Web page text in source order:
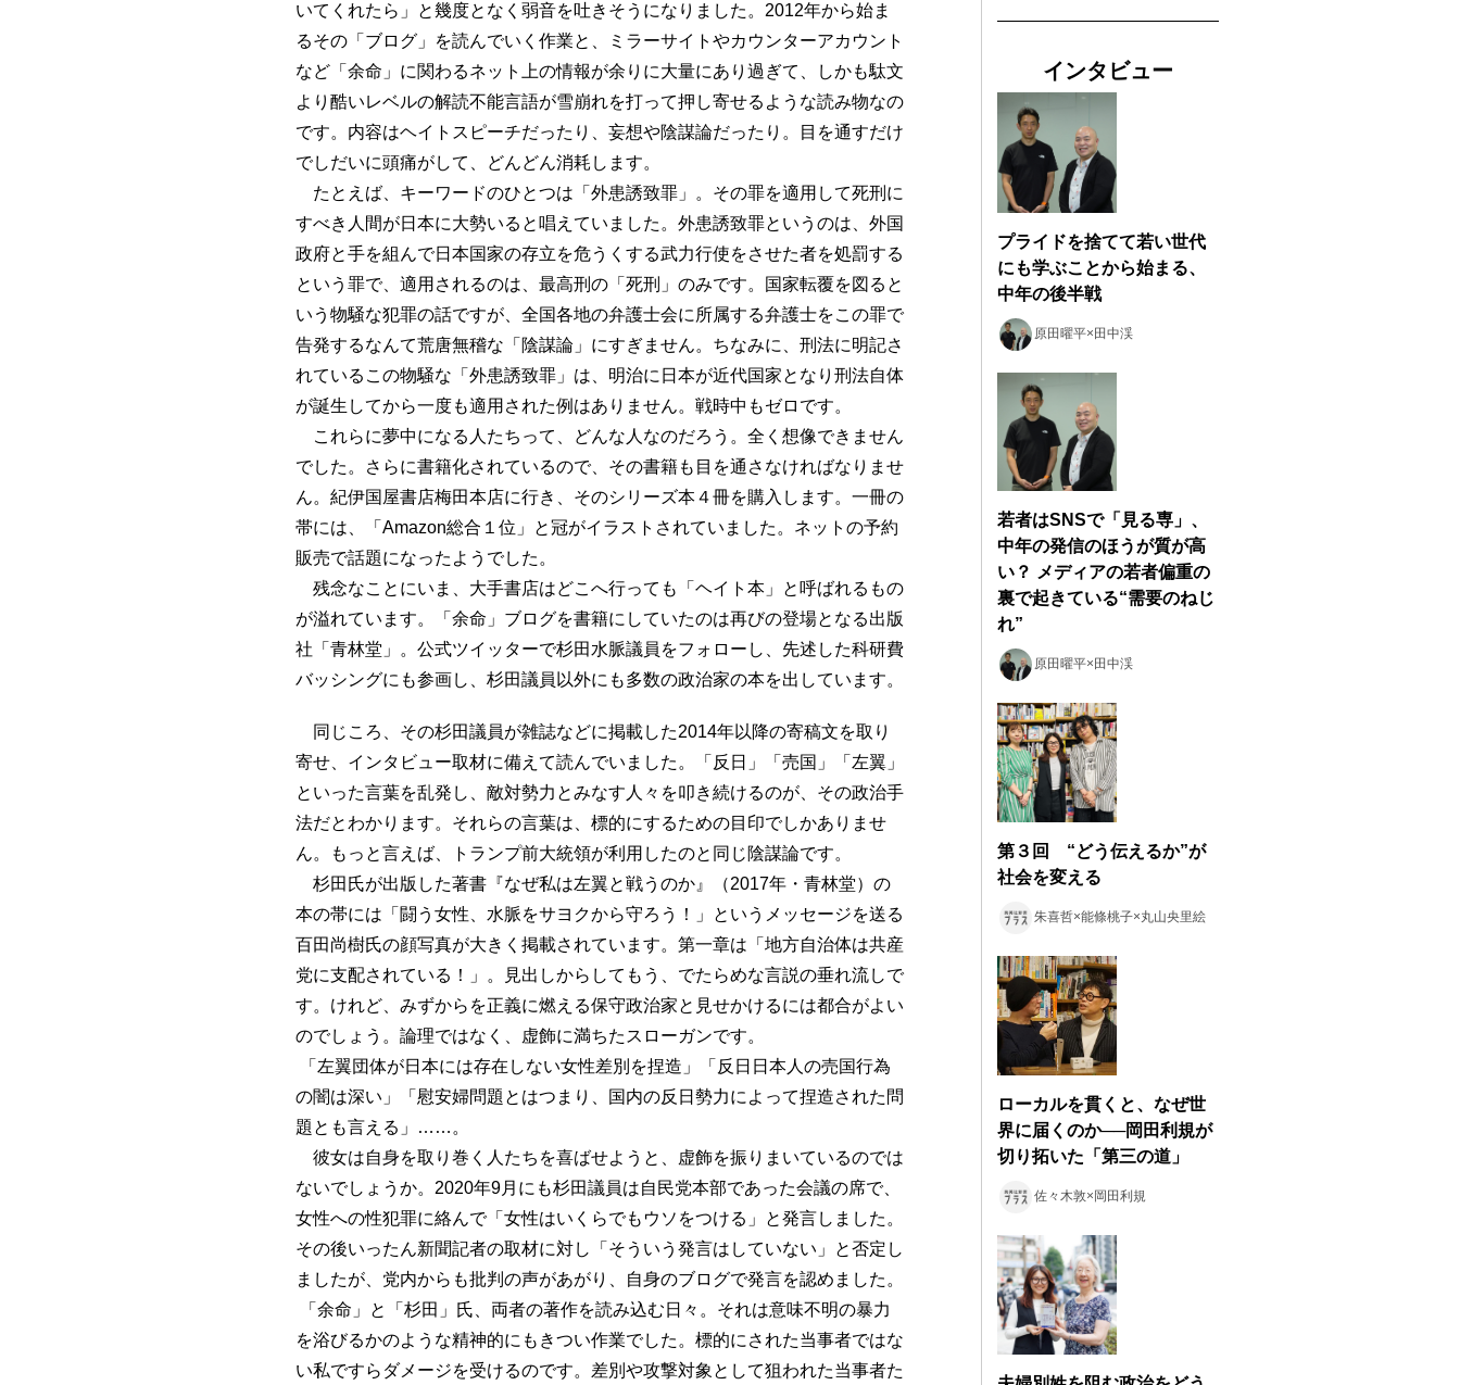
いてくれたら」と幾度となく弱音を吐きそうになりました。2012年から始ま
るその「ブログ」を読んでいく作業と、ミラーサイトやカウンターアカウント
など「余命」に関わるネット上の情報が余りに大量にあり過ぎて、しかも駄文
より酷いレベルの解読不能言語が雪崩れを打って押し寄せるような読み物なの
です。内容はヘイトスピーチだったり、妄想や陰謀論だったり。目を通すだけ
でしだいに頭痛がして、どんどん消耗します。
たとえば、キーワードのひとつは「外患誘致罪」。その罪を適用して死刑に
すべき人間が日本に大勢いると唱えていました。外患誘致罪というのは、外国
政府と手を組んで日本国家の存立を危うくする武力行使をさせた者を処罰する
という罪で、適用されるのは、最高刑の「死刑」のみです。国家転覆を図ると
いう物騒な犯罪の話ですが、全国各地の弁護士会に所属する弁護士をこの罪で
告発するなんて荒唐無稽な「陰謀論」にすぎません。ちなみに、刑法に明記さ
れているこの物騒な「外患誘致罪」は、明治に日本が近代国家となり刑法自体
が誕生してから一度も適用された例はありません。戦時中もゼロです。
これらに夢中になる人たちって、どんな人なのだろう。全く想像できません
でした。さらに書籍化されているので、その書籍も目を通さなければなりませ
ん。紀伊国屋書店梅田本店に行き、そのシリーズ本４冊を購入します。一冊の
帯には、「Amazon総合１位」と冠がイラストされていました。ネットの予約
販売で話題になったようでした。
残念なことにいま、大手書店はどこへ行っても「ヘイト本」と呼ばれるもの
が溢れています。「余命」ブログを書籍にしていたのは再びの登場となる出版
社「青林堂」。公式ツイッターで杉田水脈議員をフォローし、先述した科研費
バッシングにも参画し、杉田議員以外にも多数の政治家の本を出しています。
同じころ、その杉田議員が雑誌などに掲載した2014年以降の寄稿文を取り
寄せ、インタビュー取材に備えて読んでいました。「反日」「売国」「左翼」
といった言葉を乱発し、敵対勢力とみなす人々を叩き続けるのが、その政治手
法だとわかります。それらの言葉は、標的にするための目印でしかありませ
ん。もっと言えば、トランプ前大統領が利用したのと同じ陰謀論です。
杉田氏が出版した著書『なぜ私は左翼と戦うのか』（2017年・青林堂）の
本の帯には「闘う女性、水脈をサヨクから守ろう！」というメッセージを送る
百田尚樹氏の顔写真が大きく掲載されています。第一章は「地方自治体は共産
党に支配されている！」。見出しからしてもう、でたらめな言説の垂れ流しで
す。けれど、みずからを正義に燃える保守政治家と見せかけるには都合がよい
のでしょう。論理ではなく、虚飾に満ちたスローガンです。
「左翼団体が日本には存在しない女性差別を捏造」「反日日本人の売国行為
の闇は深い」「慰安婦問題とはつまり、国内の反日勢力によって捏造された問
題とも言える」……。
彼女は自身を取り巻く人たちを喜ばせようと、虚飾を振りまいているのでは
ないでしょうか。2020年9月にも杉田議員は自民党本部であった会議の席で、
女性への性犯罪に絡んで「女性はいくらでもウソをつける」と発言しました。
その後いったん新聞記者の取材に対し「そういう発言はしていない」と否定し
ましたが、党内からも批判の声があがり、自身のブログで発言を認めました。
「余命」と「杉田」氏、両者の著作を読み込む日々。それは意味不明の暴力
を浴びるかのような精神的にもきつい作業でした。標的にされた当事者ではな
い私ですらダメージを受けるのです。差別や攻撃対象として狙われた当事者た
インタビュー
プライドを捨てて若い世代
にも学ぶことから始まる、
中年の後半戦
原田曜平×田中渓
若者はSNSで「見る専」、
中年の発信のほうが質が高
い？ メディアの若者偏重の
裏で起きている“需要のねじ
れ”
原田曜平×田中渓
第３回 “どう伝えるか”が
社会を変える
朱喜哲×能條桃子×丸山央里絵
ローカルを貫くと、なぜ世
界に届くのか──岡田利規が
切り拓いた「第三の道」
佐々木敦×岡田利規